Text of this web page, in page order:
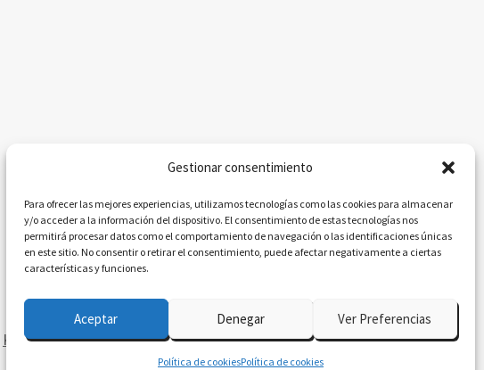
Gestionar consentimiento
Para ofrecer las mejores experiencias, utilizamos tecnologías como las cookies para almacenar
y/o acceder a la información del dispositivo. El consentimiento de estas tecnologías nos
permitirá procesar datos como el comportamiento de navegación o las identificaciones únicas
en este sitio. No consentir o retirar el consentimiento, puede afectar negativamente a ciertas
características y funciones.
Aceptar Denegar Ver Preferencias
Política de cookiesPolítica de cookies
Kadence WP